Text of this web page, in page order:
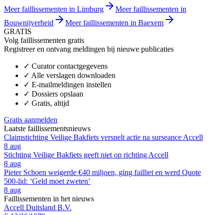
Meer faillissementen in Limburg
Meer faillissementen in
Bouwnijverheid
Meer faillissementen in Baexem
GRATIS
Volg faillissementen gratis
Registreer en ontvang meldingen bij nieuwe publicaties
✓ Curator contactgegevens
✓ Alle verslagen downloaden
✓ E-mailmeldingen instellen
✓ Dossiers opslaan
✓ Gratis, altijd
Gratis aanmelden
Laatste faillissementsnieuws
Claimstichting Veilige Bakfiets versnelt actie na surseance Accell
8 aug
Stichting Veilige Bakfiets geeft niet op richting Accell
8 aug
Pieter Schoen weigerde €40 miljoen, ging failliet en werd Quote
500-lid: ‘Geld moet zweten’
8 aug
Faillissementen in het nieuws
Accell Duitsland B.V.